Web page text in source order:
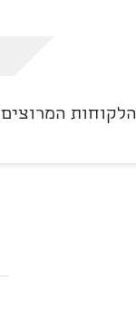
הלקוחות המרוצים